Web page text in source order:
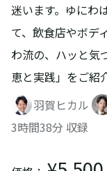
迷います。ゆにわ
て、飲食店やボデ
わ流の、ハッと気
恵と実践」をご紹
羽賀ヒカル
3時間38分 収録